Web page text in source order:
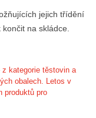
jejich třídění
na skládce.
kategorie těstovin a
obalech. Letos v
produktů pro